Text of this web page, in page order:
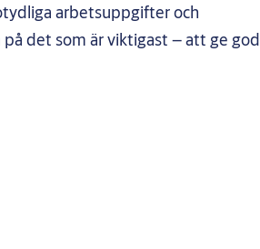
arbetsuppgifter och
det som är viktigast – att ge god